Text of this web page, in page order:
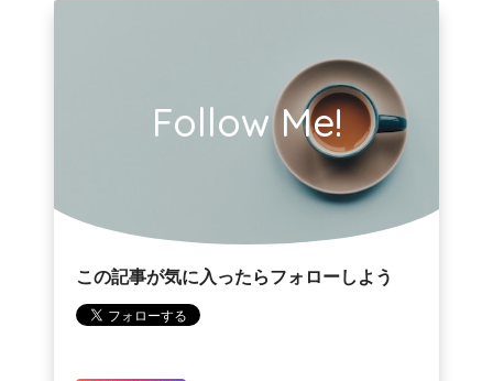
Follow Me!
この記事が気に入ったらフォローしよう